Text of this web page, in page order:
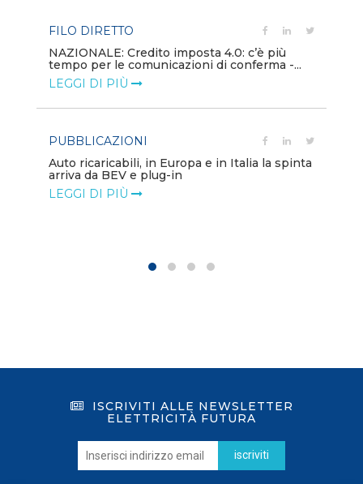
FILO DIRETTO
NAZIONALE: Credito imposta 4.0: c’è più
tempo per le comunicazioni di conferma -...
LEGGI DI PIÙ
PUBBLICAZIONI
Auto ricaricabili, in Europa e in Italia la spinta
arriva da BEV e plug-in
LEGGI DI PIÙ
ISCRIVITI ALLE NEWSLETTER
ELETTRICITÀ FUTURA
iscriviti